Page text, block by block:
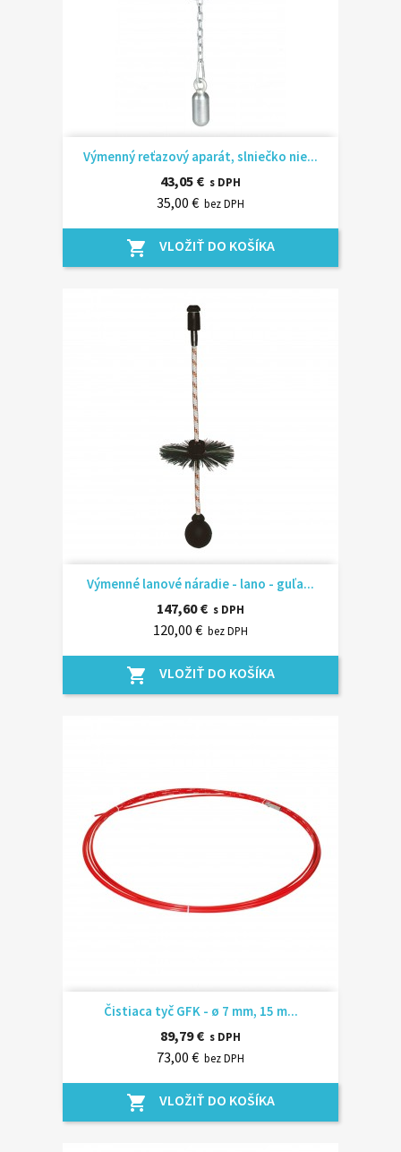
Výmenný reťazový aparát, slniečko nie...
43,05 € s DPH
35,00 € bez DPH
shopping_cart VLOŽIŤ DO KOŠÍKA
Výmenné lanové náradie - lano - guľa...
147,60 € s DPH
120,00 € bez DPH
shopping_cart VLOŽIŤ DO KOŠÍKA
Čistiaca tyč GFK - ø 7 mm, 15 m...
89,79 € s DPH
73,00 € bez DPH
shopping_cart VLOŽIŤ DO KOŠÍKA